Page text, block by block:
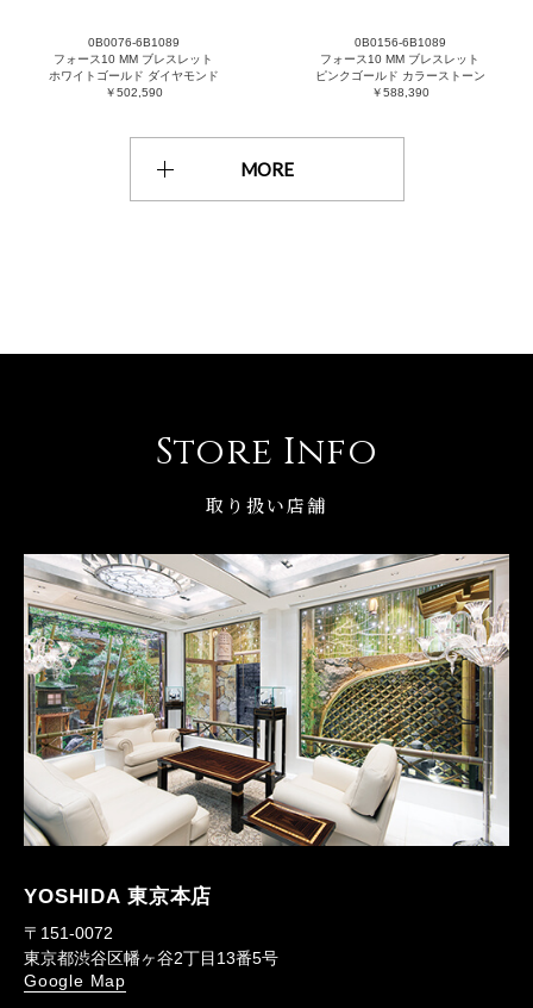
0B0076-6B1089
フォース10 MM ブレスレット
ホワイトゴールド ダイヤモンド
￥502,590
0B0156-6B1089
フォース10 MM ブレスレット
ピンクゴールド カラーストーン
￥588,390
MORE
Store Info
取り扱い店舗
YOSHIDA 東京本店
〒151-0072
東京都渋谷区幡ヶ谷2丁目13番5号
Google Map